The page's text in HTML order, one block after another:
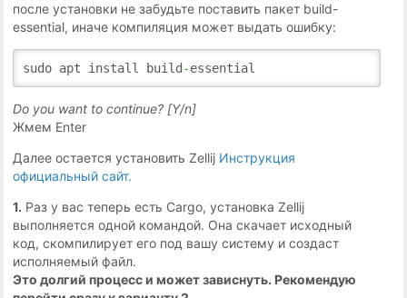
после установки не забудьте поставить пакет build-
essential, иначе компиляция может выдать ошибку:
sudo apt install build -essential
Do you want to continue? [Y/n]
Жмем Enter
Далее остается установить Zellij Инструкция
официальный сайт.
1. Раз у вас теперь есть Cargo, установка Zellij
выполняется одной командой. Она скачает исходный
код, скомпилирует его под вашу систему и создаст
исполняемый файл.
Это долгий процесс и может зависнуть. Рекомендую